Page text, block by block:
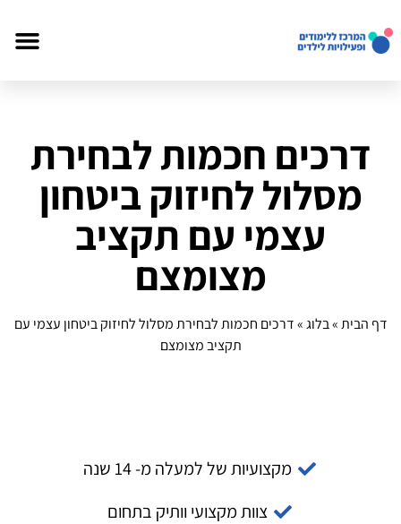
דרכים חכמות לבחירת
מסלול לחיזוק ביטחון
עצמי עם תקציב
מצומצם
דף הבית»בלוג»דרכים חכמות לבחירת מסלול לחיזוק ביטחון עצמי עם
תקציב מצומצם
מקצועיות של למעלה מ- 14 שנה
צוות מקצועי וותיק בתחום